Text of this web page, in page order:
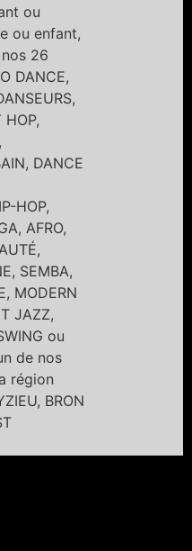
ou
ou enfant,
26
DANCE,
HOP,
DANCE
HOP,
AFRO,
SEMBA,
MODERN
JAZZ,
ou
de nos
région
BRON